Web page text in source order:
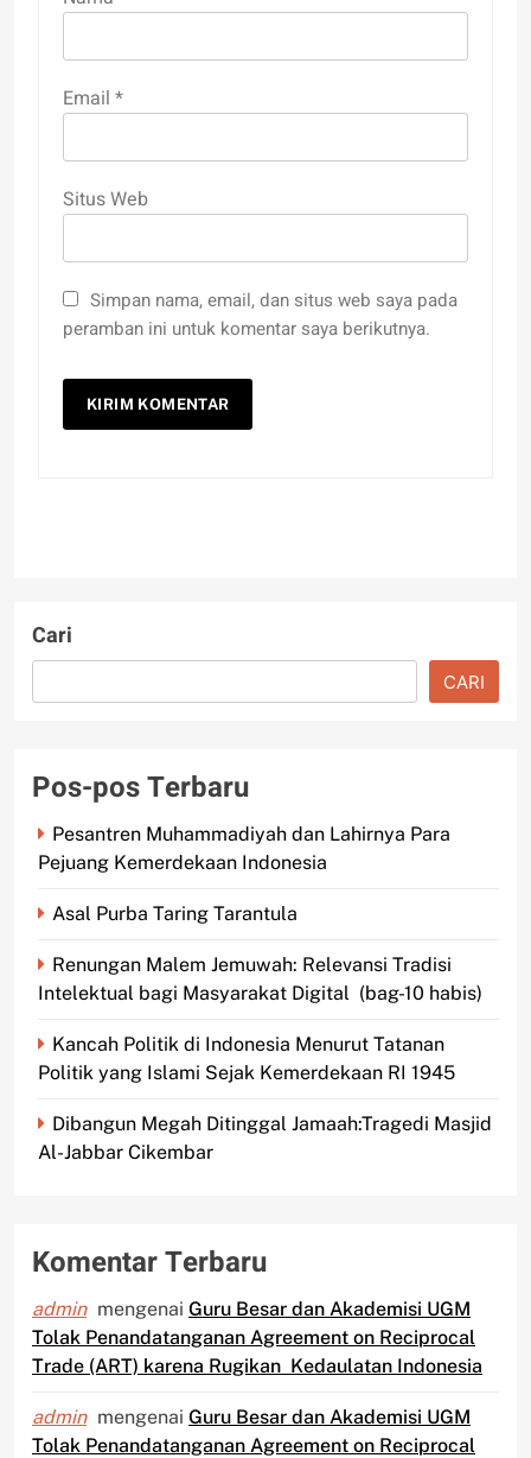
Email *
Situs Web
Simpan nama, email, dan situs web saya pada
peramban ini untuk komentar saya berikutnya.
Cari
CARI
Pos-pos Terbaru
Pesantren Muhammadiyah dan Lahirnya Para
Pejuang Kemerdekaan Indonesia
Asal Purba Taring Tarantula
Renungan Malem Jemuwah: Relevansi Tradisi
Intelektual bagi Masyarakat Digital (bag-10 habis)
Kancah Politik di Indonesia Menurut Tatanan
Politik yang Islami Sejak Kemerdekaan RI 1945
Dibangun Megah Ditinggal Jamaah:Tragedi Masjid
Al-Jabbar Cikembar
Komentar Terbaru
admin mengenai Guru Besar dan Akademisi UGM
Tolak Penandatanganan Agreement on Reciprocal
Trade (ART) karena Rugikan Kedaulatan Indonesia
admin mengenai Guru Besar dan Akademisi UGM
Tolak Penandatanganan Agreement on Reciprocal